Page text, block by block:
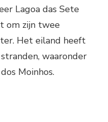
Lagoa das Sete
om zijn twee
Het eiland heeft
waaronder
Moinhos.